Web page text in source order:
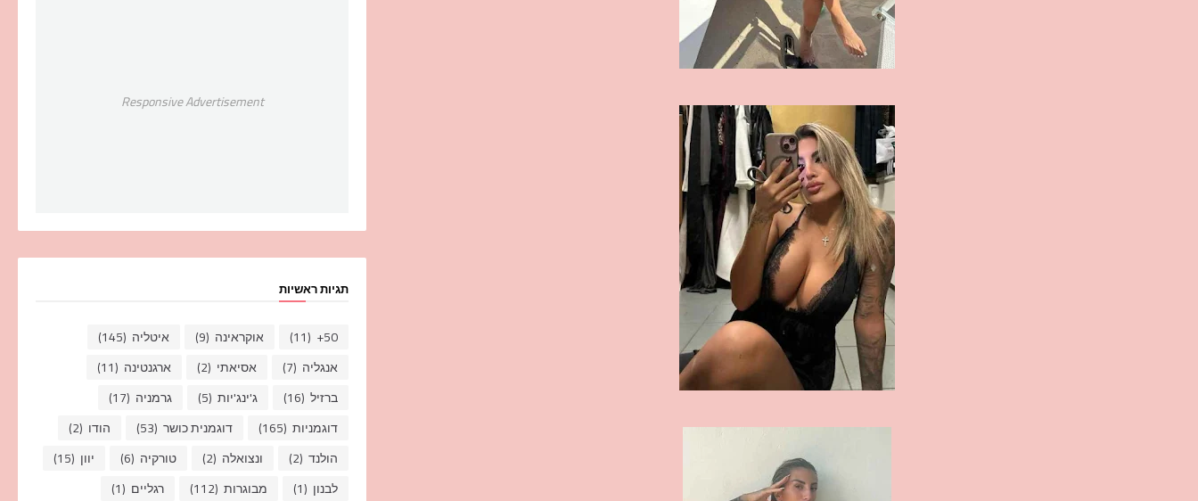
Responsive Advertisement
תגיות ראשיות
50+
(11) אוקראינה (9) איטליה (145)
אנגליה (7) אסיאתי (2) ארגנטינה (11)
ברזיל (16) ג'ינג'יות (5) גרמניה (17)
דוגמניות (165) דוגמנית כושר (53) הודו (2)
הולנד (2) ונצואלה (2) טורקיה (6) יוון (15)
לבנון (1) מבוגרות (112) רגליים (1)